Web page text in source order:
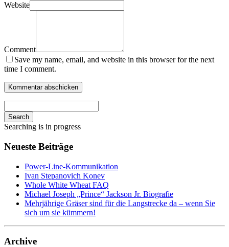
Website
Comment
Save my name, email, and website in this browser for the next
time I comment.
Search
Searching is in progress
Neueste Beiträge
Power-Line-Kommunikation
Ivan Stepanovich Konev
Whole White Wheat FAQ
Michael Joseph „Prince“ Jackson Jr. Biografie
Mehrjährige Gräser sind für die Langstrecke da – wenn Sie
sich um sie kümmern!
Archive